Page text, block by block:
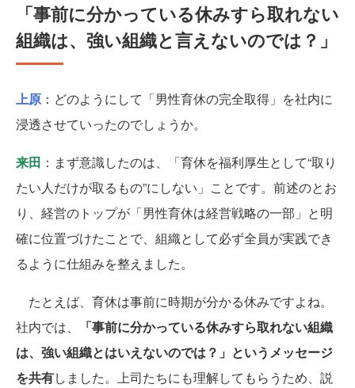
「事前に分かっている休みすら取れない
組織は、強い組織と言えないのでは？」
上原 ：どのようにして「男性育休の完全取得」を社内に
浸透させていったのでしょうか。
来田 ：まず意識したのは、「育休を福利厚生として“取り
たい人だけが取るもの”にしない」ことです。前述のとお
り、経営のトップが「男性育休は経営戦略の一部」と明
確に位置づけたことで、組織として必ず全員が実践でき
るように仕組みを整えました。
たとえば、育休は事前に時期が分かる休みですよね。
社内では、
「事前に分かっている休みすら取れない組織
は、強い組織とはいえないのでは？」というメッセージ
を共有しました。上司たちにも理解してもらうため、説